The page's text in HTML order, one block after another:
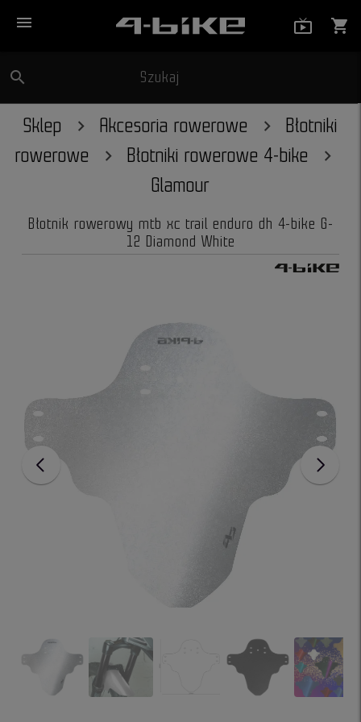
menu shopping_cart
search Szukaj
Sklep Akcesoria rowerowe
Błotniki
rowerowe
Błotniki rowerowe 4-bike
Glamour
Błotnik rowerowy mtb xc trail enduro dh 4-bike G-
12 Diamond White